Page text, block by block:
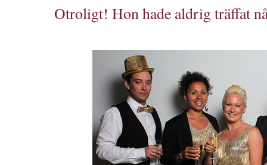
Otroligt! Hon hade aldrig träffat